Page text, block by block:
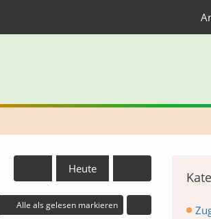
Heute
Alle als gelesen markieren